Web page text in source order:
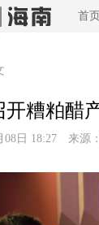
首页
开糟粕醋
08日 18:27 来源：